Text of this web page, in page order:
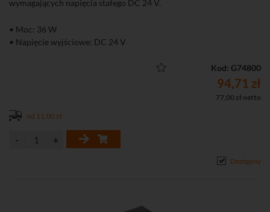
wymagających napięcia stałego DC 24 V.
• Moc: 36 W
• Napięcie wyjściowe: DC 24 V
Kod: G74800
94,71 zł
77,00 zł netto
od 11,00 zł
Dostępny